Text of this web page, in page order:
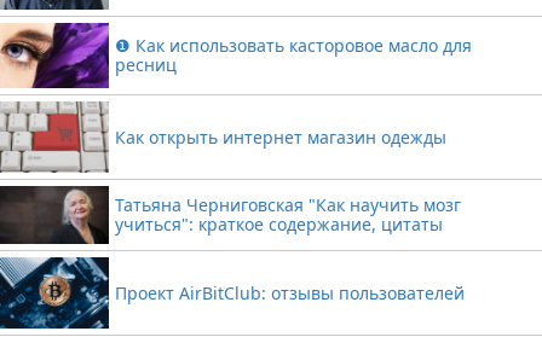
❶ Как использовать касторовое масло для
ресниц
Как открыть интернет магазин одежды
Татьяна Черниговская "Как научить мозг
учиться": краткое содержание, цитаты
Проект AirBitClub: отзывы пользователей